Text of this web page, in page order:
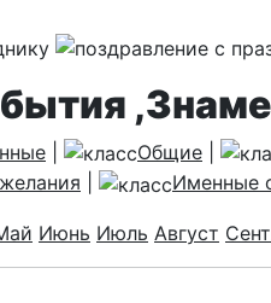
Общие
Именные
Июнь Июль Август